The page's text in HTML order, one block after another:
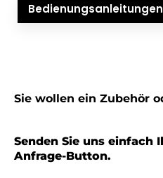
Bedienungsanleitungen
Sie wollen ein Zubehör
Senden Sie uns einfach
Anfrage-Button.